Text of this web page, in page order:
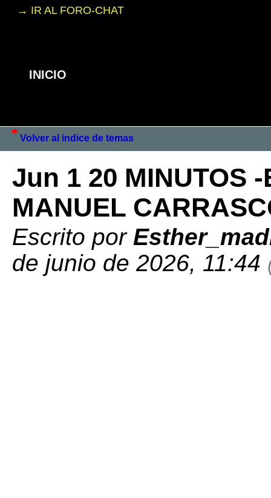
→ IR AL FORO-CHAT
INICIO
Volver al indice de temas
Jun 1 20 MINUTOS -
MANUEL
Escrito por
de junio de 2026, 11:44